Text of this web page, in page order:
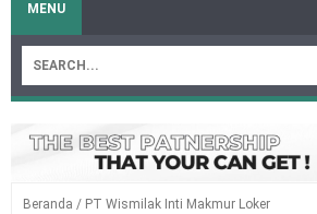
MENU
Beranda / PT Wismilak Inti Makmur Loker